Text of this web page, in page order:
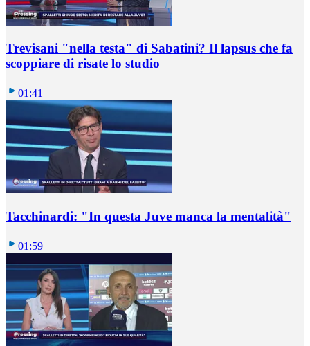
Trevisani "nella testa" di Sabatini? Il lapsus che fa
scoppiare di risate lo studio
01:41
Tacchinardi: "In questa Juve manca la mentalità"
01:59